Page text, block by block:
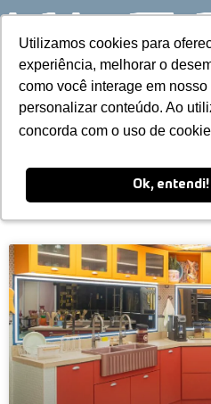
Utilizamos cookies para
experiência, melhorar o
como você interage em nosso
personalizar conteúdo. Ao
concorda com o uso de
Ok, entendi!
Utilizamos cookies para
experiência, melhorar o
como você interage em nosso
personalizar conteúdo. Ao
concorda com o uso de
Ok, entendi!
Pular
para
o
conteúdo